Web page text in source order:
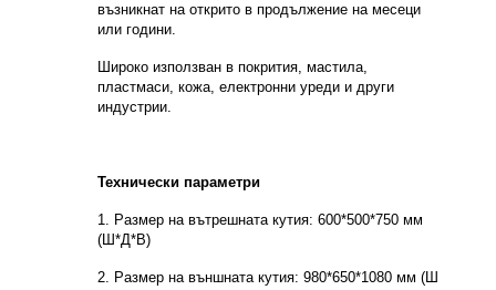
възникнат на открито в продължение на месеци
или години.
Широко използван в покрития, мастила,
пластмаси, кожа, електронни уреди и други
индустрии.
Технически параметри
1. Размер на вътрешната кутия: 600*500*750 мм
(Ш*Д*В)
2. Размер на външната кутия: 980*650*1080 мм (Ш